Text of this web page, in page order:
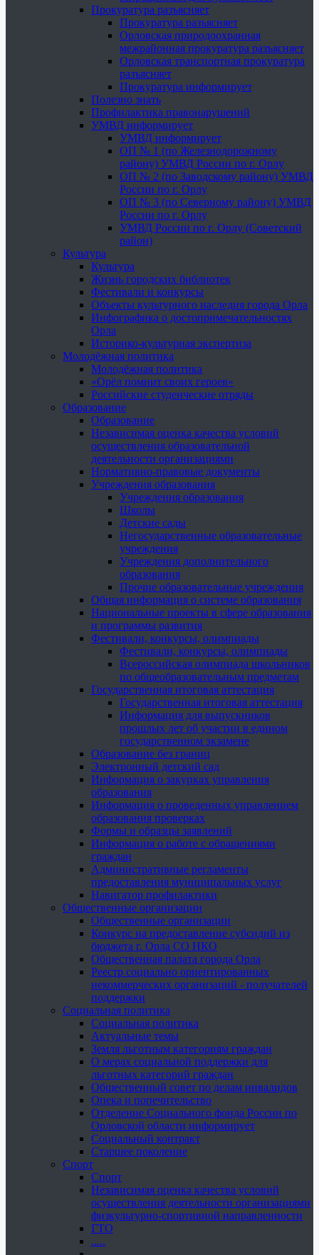
Прокуратура разъясняет
Прокуратура разъясняет
Орловская природоохранная
межрайонная прокуратура разъясняет
Орловская транспортная прокуратура
разъясняет
Прокуратура информирует
Полезно знать
Профилактика правонарушений
УМВД информирует
УМВД информирует
ОП № 1 (по Железнодорожному
району) УМВД России по г. Орлу
ОП № 2 (по Заводскому району) УМВД
России по г. Орлу
ОП № 3 (по Северному району) УМВД
России по г. Орлу
УМВД России по г. Орлу (Советский
район)
Культура
Культура
Жизнь городских библиотек
Фестивали и конкурсы
Объекты культурного наследия города Орла
Инфографика о достопримечательностях
Орла
Историко-культурная экспертиза
Молодёжная политика
Молодёжная политика
«Орёл помнит своих героев»
Российские студенческие отряды
Образование
Образование
Независимая оценка качества условий
осуществления образовательной
деятельности организациями
Нормативно-правовые документы
Учреждения образования
Учреждения образования
Школы
Детские сады
Негосударственные образовательные
учреждения
Учреждения дополнительного
образования
Прочие образовательные учреждения
Общая информация о системе образования
Национальные проекты в сфере образования
и программы развития
Фестивали, конкурсы, олимпиады
Фестивали, конкурсы, олимпиады
Всероссийская олимпиада школьников
по общеобразовательным предметам
Государственная итоговая аттестация
Государственная итоговая аттестация
Информация для выпускников
прошлых лет об участии в едином
государственном экзамене
Образование без границ
Электронный детский сад
Информация о закупках управления
образования
Информация о проведенных управлением
образования проверках
Формы и образцы заявлений
Информация о работе с обращениями
граждан
Административные регламенты
предоставления муниципальных услуг
Навигатор профилактики
Общественные организации
Общественные организации
Конкурс на предоставление субсидий из
бюджета г. Орла СО НКО
Общественная палата города Орла
Реестр социально ориентированных
некоммерческих организаций - получателей
поддержки
Социальная политика
Социальная политика
Актуальные темы
Земля льготным категориям граждан
О мерах социальной поддержки для
льготных категорий граждан
Общественный совет по делам инвалидов
Опека и попечительство
Отделение Социального фонда России по
Орловской области информирует
Социальный контракт
Старшее поколение
Спорт
Спорт
Независимая оценка качества условий
осуществления деятельности организациями
физкультурно-спортивной направленности
ГТО
.....